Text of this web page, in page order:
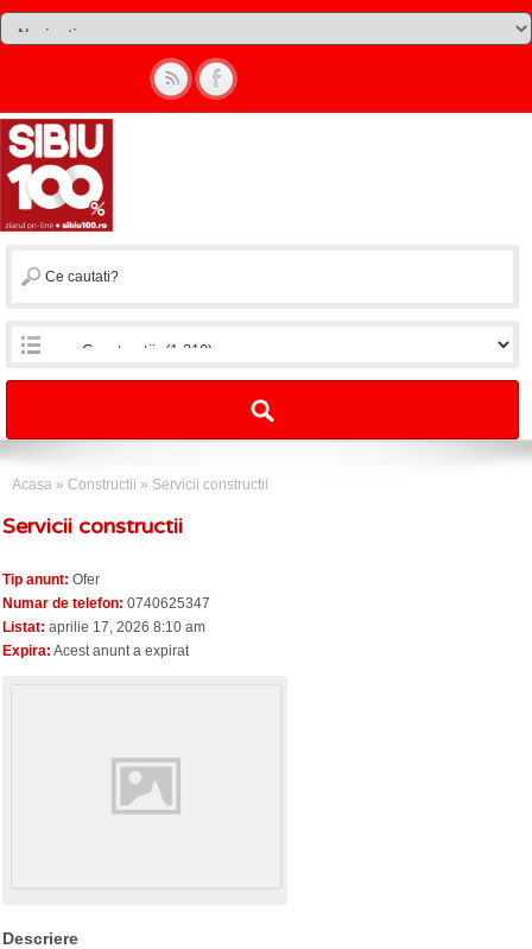
Acasa » Constructii » Servicii constructii
Servicii constructii
Tip anunt: Ofer
Numar de telefon: 0740625347
Listat: aprilie 17, 2026 8:10 am
Expira: Acest anunt a expirat
Descriere